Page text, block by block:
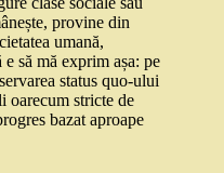
provine din
umană,
să mă exprim așa: pe
status quo-ului
oarecum stricte de
bazat aproape